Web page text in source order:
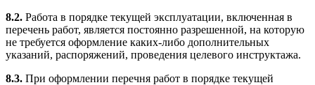
8.2. Работа в порядке текущей эксплуатации, включенная в
перечень работ, является постоянно разрешенной, на которую
не требуется оформление каких-либо дополнительных
указаний, распоряжений, проведения целевого инструктажа.
8.3. При оформлении перечня работ в порядке текущей